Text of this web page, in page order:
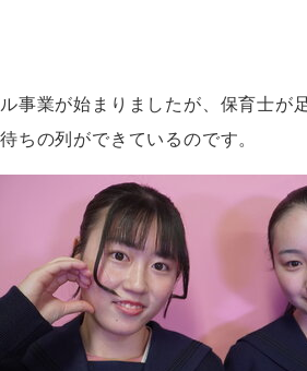
事業が始まりましたが、保育士
ちの列ができているのです。